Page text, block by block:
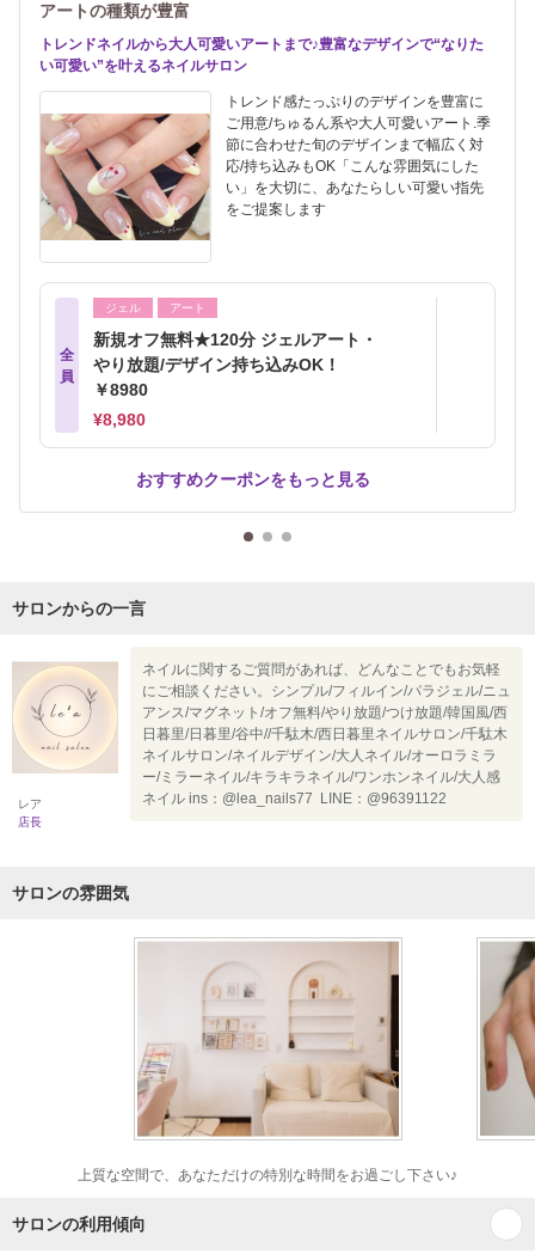
アートの種類が豊富
トレンドネイルから大人可愛いアートまで♪豊富なデザインで“なりた
い可愛い”を叶えるネイルサロン
トレンド感たっぷりのデザインを豊富に
ご用意/ちゅるん系や大人可愛いアート.季
節に合わせた旬のデザインまで幅広く対
応/持ち込みもOK「こんな雰囲気にした
い」を大切に、あなたらしい可愛い指先
をご提案します
全
員
ジェル アート
新規オフ無料★120分 ジェルアート・
やり放題/デザイン持ち込みOK！
￥8980
¥8,980
おすすめクーポンをもっと見る
サロンからの一言
レア
店長
ネイルに関するご質問があれば、どんなことでもお気軽
にご相談ください。シンプル/フィルイン/パラジェル/ニュ
アンス/マグネット/オフ無料/やり放題/つけ放題/韓国風/西
日暮里/日暮里/谷中//千駄木/西日暮里ネイルサロン/千駄木
ネイルサロン/ネイルデザイン/大人ネイル/オーロラミラ
ー/ミラーネイル/キラキラネイル/ワンホンネイル/大人感
ネイル ins：@lea_nails77 LINE：@96391122
サロンの雰囲気
上質な空間で、あなただけの特別な時間をお過ごし下さい♪
サロンの利用傾向